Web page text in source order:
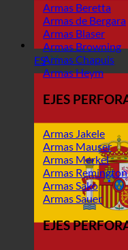
ES
Armas Beretta
Armas de Bergara
Armas Blaser
Armas Browning
Armas Chapuis
Armas Heym
EJES
Armas Jakele
Armas Mauser
Armas Merkel
Armas Remington
Armas Sako
Armas Sauer
EJES